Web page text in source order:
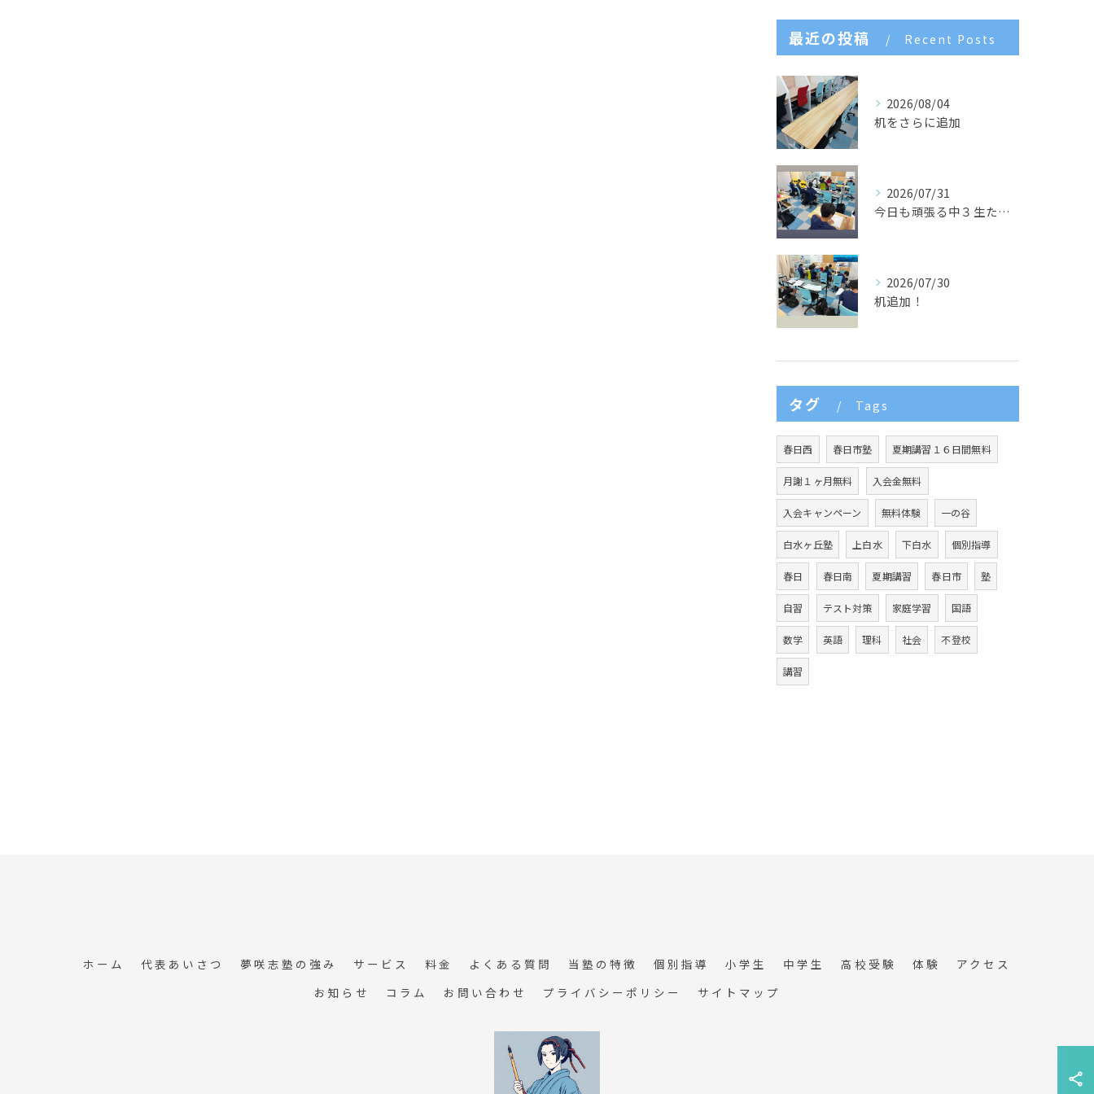
最近の投稿 Recent Posts
2026/08/04
机をさらに追加
2026/07/31
今日も頑張る中３生たち🌈
2026/07/30
机追加！
タグ Tags
春日西 春日市塾 夏期講習１６日間無料
月謝１ヶ月無料 入会金無料
入会キャンペーン 無料体験 一の谷
白水ヶ丘塾 上白水 下白水 個別指導
春日 春日南 夏期講習 春日市 塾
自習 テスト対策 家庭学習 国語
数学 英語 理科 社会 不登校
講習
ホーム 代表あいさつ 夢咲志塾の強み サービス 料金 よくある質問 当塾の特徴 個別指導 小学生 中学生 高校受験 体験
アクセス
お知らせ
コラム お問い合わせ プライバシーポリシー サイトマップ